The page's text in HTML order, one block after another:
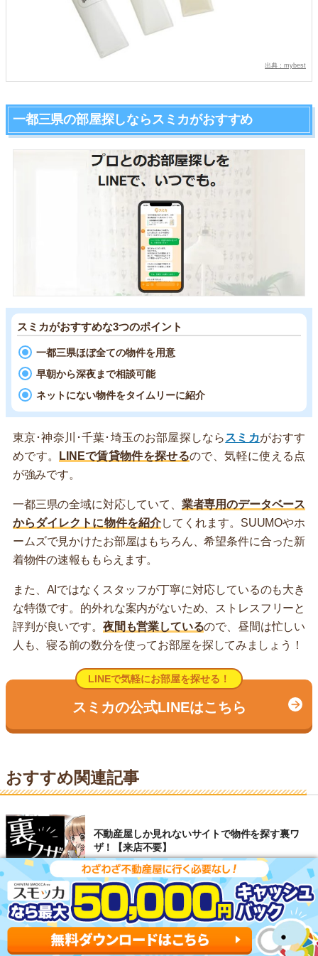
出典：mybest
一都三県の部屋探しならスミカがおすすめ
スミカがおすすめな3つのポイント
一都三県ほぼ全ての物件を用意
早朝から深夜まで相談可能
ネットにない物件をタイムリーに紹介
東京･神奈川･千葉･埼玉のお部屋探しならスミカがおすす
めです。
LINEで賃貸物件を探せるので、気軽に使える点
が強みです。
一都三県の全域に対応していて、 業者専用のデータベース
からダイレクトに物件を紹介してくれます。SUUMOやホ
ームズで見かけたお部屋はもちろん、希望条件に合った新
着物件の速報ももらえます。
また、AIではなくスタッフが丁寧に対応しているのも大き
な特徴です。的外れな案内がないため、ストレスフリーと
評判が良いです。 夜間も営業しているので、昼間は忙しい
人も、寝る前の数分を使ってお部屋を探してみましょう！
LINEで気軽にお部屋を探せる！
スミカの公式LINEはこちら
おすすめ関連記事
不動産屋しか見れないサイトで物件を探す裏ワ
ザ！【来店不要】
おとり物件が少ないサイト6選！ずっと空いてる
賃貸物件は危険？